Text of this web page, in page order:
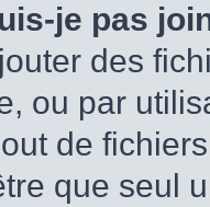
je pas
des
ou par
de
que seul